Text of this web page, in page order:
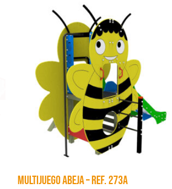
MULTIJUEGO ABEJA – Ref. 273A